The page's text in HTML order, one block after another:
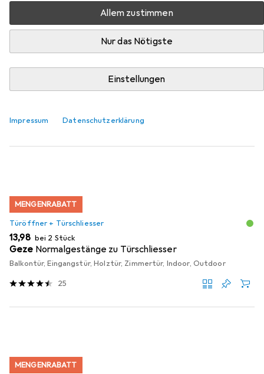
Allem zustimmen
Nur das Nötigste
Einstellungen
Impressum Datenschutzerklärung
GezeFeststellgestänge
25
MENGENRABATT
Türöffner + Türschliesser
EUR
13,98 bei 2 Stück
Geze Normalgestänge zu Türschliesser
Balkontür, Eingangstür, Holztür, Zimmertür, Indoor, Outdoor
25
MENGENRABATT